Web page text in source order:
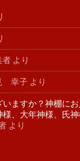
者 より
幸子 より
ますか？神棚に
、大年神様、氏
より